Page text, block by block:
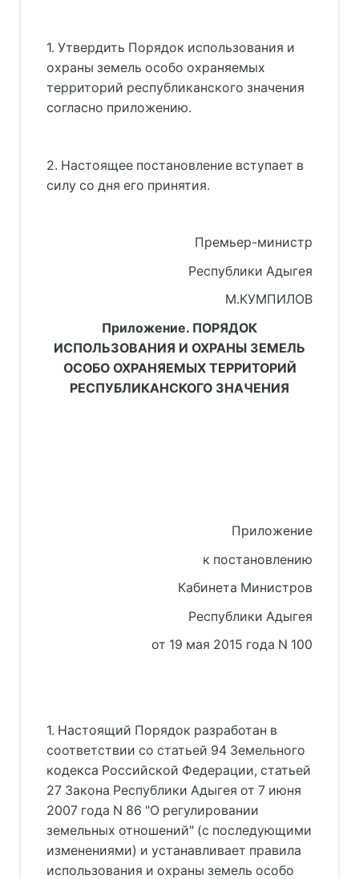
1. Утвердить Порядок использования и
охраны земель особо охраняемых
территорий республиканского значения
согласно приложению.
2. Настоящее постановление вступает в
силу со дня его принятия.
Премьер-министр
Республики Адыгея
М.КУМПИЛОВ
Приложение. ПОРЯДОК
ИСПОЛЬЗОВАНИЯ И ОХРАНЫ ЗЕМЕЛЬ
ОСОБО ОХРАНЯЕМЫХ ТЕРРИТОРИЙ
РЕСПУБЛИКАНСКОГО ЗНАЧЕНИЯ
Приложение
к постановлению
Кабинета Министров
Республики Адыгея
от 19 мая 2015 года N 100
1. Настоящий Порядок разработан в
соответствии со статьей 94 Земельного
кодекса Российской Федерации, статьей
27 Закона Республики Адыгея от 7 июня
2007 года N 86 "О регулировании
земельных отношений" (с последующими
изменениями) и устанавливает правила
использования и охраны земель особо